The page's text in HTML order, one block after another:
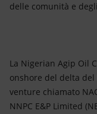
delle comunità e
La Nigerian Agip Oil
onshore del delta
venture chiamato
NNPC E&P Limited